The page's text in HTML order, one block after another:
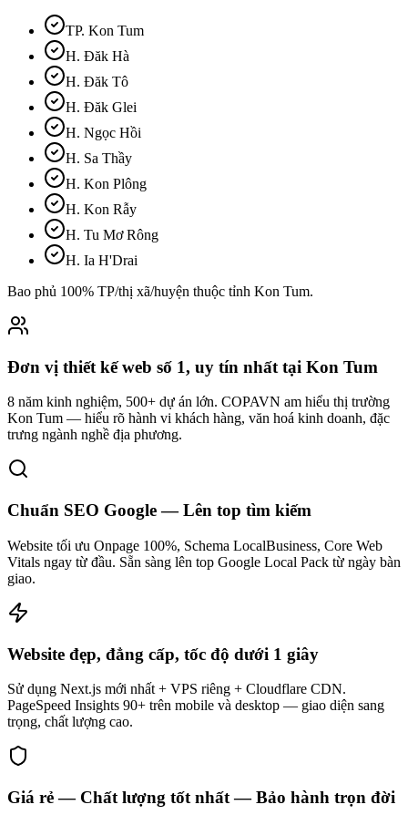
TP. Kon Tum
H. Đăk Hà
H. Đăk Tô
H. Đăk Glei
H. Ngọc Hồi
H. Sa Thầy
H. Kon Plông
H. Kon Rẫy
H. Tu Mơ Rông
H. Ia H'Drai
Bao phủ 100% TP/thị xã/huyện thuộc tỉnh Kon Tum.
Đơn vị thiết kế web số 1, uy tín nhất tại Kon Tum
8 năm kinh nghiệm, 500+ dự án lớn. COPAVN am hiểu thị trường
Kon Tum — hiểu rõ hành vi khách hàng, văn hoá kinh doanh, đặc
trưng ngành nghề địa phương.
Chuẩn SEO Google — Lên top tìm kiếm
Website tối ưu Onpage 100%, Schema LocalBusiness, Core Web
Vitals ngay từ đầu. Sẵn sàng lên top Google Local Pack từ ngày bàn
giao.
Website đẹp, đẳng cấp, tốc độ dưới 1 giây
Sử dụng Next.js mới nhất + VPS riêng + Cloudflare CDN.
PageSpeed Insights 90+ trên mobile và desktop — giao diện sang
trọng, chất lượng cao.
Giá rẻ — Chất lượng tốt nhất — Bảo hành trọn đời